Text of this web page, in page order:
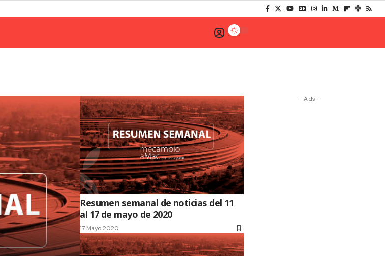
Resumen semanal de noticias del 11
al 17 de mayo de 2020
17 Mayo 2020
- Ads -